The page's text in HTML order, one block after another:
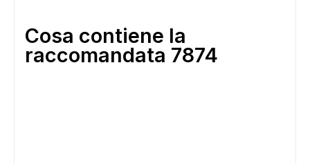
Cosa contiene la
raccomandata 7874